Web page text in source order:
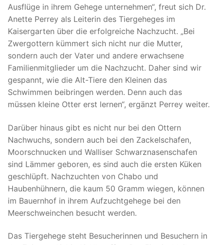
Ausflüge in ihrem Gehege unternehmen“, freut sich Dr.
Anette Perrey als Leiterin des Tiergeheges im
Kaisergarten über die erfolgreiche Nachzucht. „Bei
Zwergottern kümmert sich nicht nur die Mutter,
sondern auch der Vater und andere erwachsene
Familienmitglieder um die Nachzucht. Daher sind wir
gespannt, wie die Alt-Tiere den Kleinen das
Schwimmen beibringen werden. Denn auch das
müssen kleine Otter erst lernen“, ergänzt Perrey weiter.
Darüber hinaus gibt es nicht nur bei den Ottern
Nachwuchs, sondern auch bei den Zackelschafen,
Moorschnucken und Walliser Schwarznasenschafen
sind Lämmer geboren, es sind auch die ersten Küken
geschlüpft. Nachzuchten von Chabo und
Haubenhühnern, die kaum 50 Gramm wiegen, können
im Bauernhof in ihrem Aufzuchtgehege bei den
Meerschweinchen besucht werden.
Das Tiergehege steht Besucherinnen und Besuchern in